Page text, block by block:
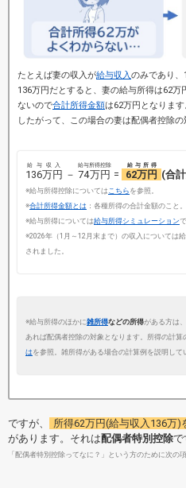
たとえば妻の収入が給与収入のみであり
136万円だとすると、妻の給与所得は62万
ないので合計所得金額は62万円となります
したがって、この場合の妻は配偶者控除の
136万円
給与収入
－ 74万円
給与所得控除
= 62万円
給与所得
(合
※給与所得控除については こちら を参照。
※合計所得金額とは ：各種所得の合計金額のこと。
※給与所得については給与所得シミュレーション
※2026年（1月～12月末まで）の収入については
されました。
※給与所得のほかに雑所得などの所得がある方は
あれば配偶者控除の対象となります。所得の計算
は を参照。雑所得がある場合の計算例を説明して
ですが、 所得62万円(給与収入136万)
があります。それは配偶者特別控除で
「配偶者特別控除ってなに？」という方のために次の